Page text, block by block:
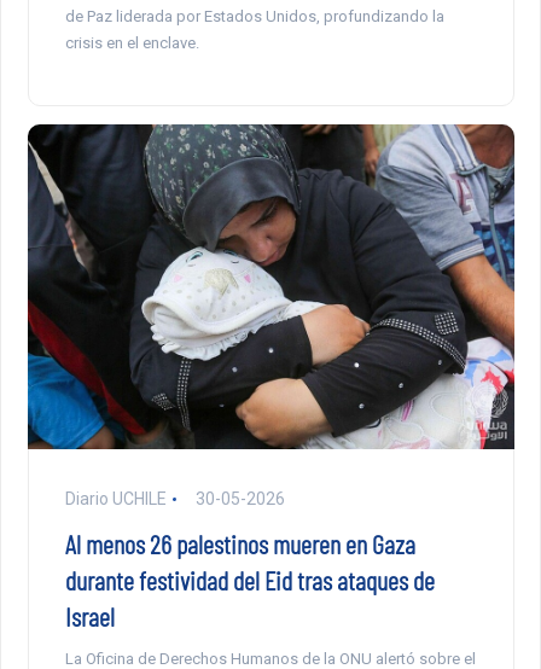
de Paz liderada por Estados Unidos, profundizando la
crisis en el enclave.
Diario UCHILE 30-05-2026
Al menos 26 palestinos mueren en Gaza
durante festividad del Eid tras ataques de
Israel
La Oficina de Derechos Humanos de la ONU alertó sobre el